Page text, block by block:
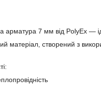
арматура 7 мм від PolyEx —
матеріал, створений з